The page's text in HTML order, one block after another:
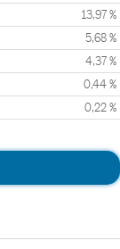
13,97 %
5,68 %
4,37 %
0,44 %
0,22 %